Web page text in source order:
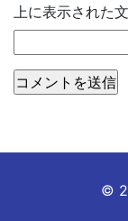
上に表示された
©